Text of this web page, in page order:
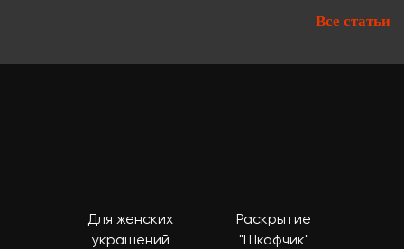
Все статьи
Для женских
украшений
Раскрытие
"Шкафчик"